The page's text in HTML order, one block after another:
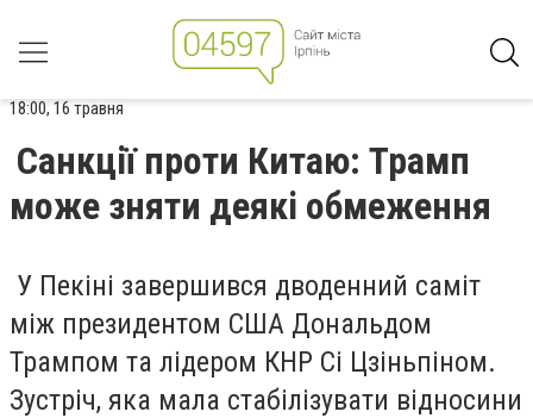
18:00, 16 травня
Санкції проти Китаю: Трамп
може зняти деякі обмеження
У Пекіні завершився дводенний саміт
між президентом США Дональдом
Трампом та лідером КНР Сі Цзіньпіном.
Зустріч, яка мала стабілізувати відносини